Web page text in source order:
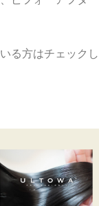
る方はチェックし